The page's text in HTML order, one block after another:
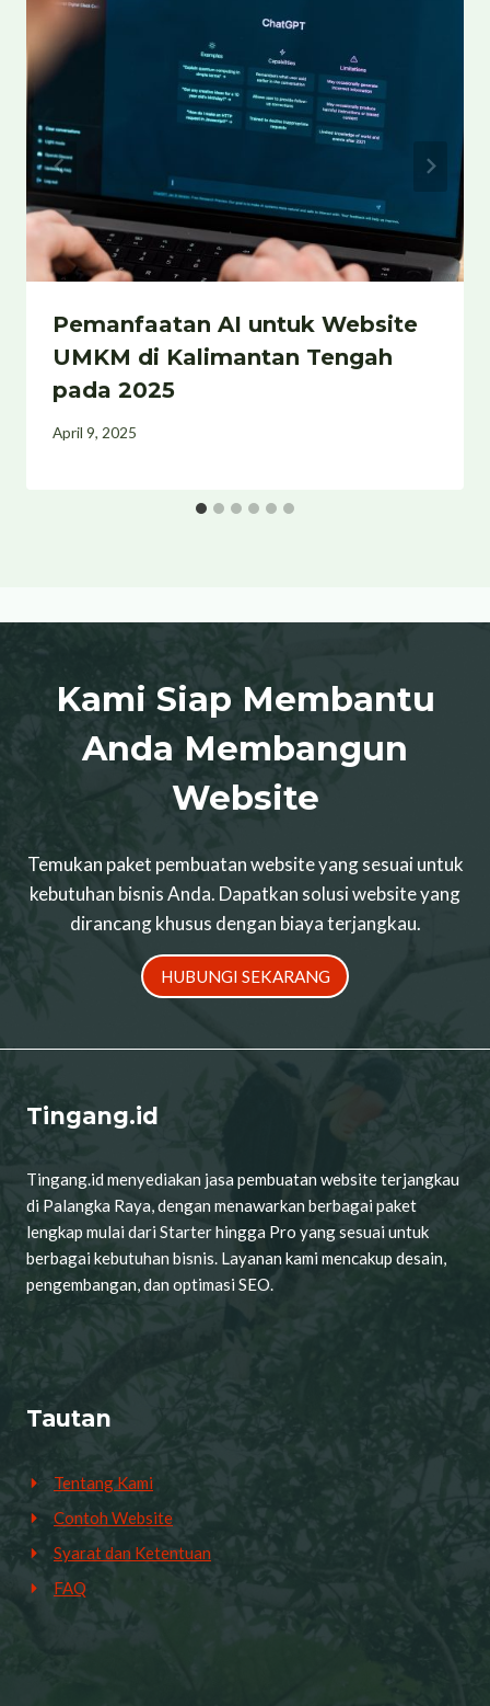
Pemanfaatan AI untuk Website
UMKM di Kalimantan Tengah
pada 2025
April 9, 2025
Kami Siap Membantu
Anda Membangun
Website
Temukan paket pembuatan website yang sesuai untuk
kebutuhan bisnis Anda. Dapatkan solusi website yang
dirancang khusus dengan biaya terjangkau.
HUBUNGI SEKARANG
Tingang.id
Tingang.id menyediakan jasa pembuatan website terjangkau
di Palangka Raya, dengan menawarkan berbagai paket
lengkap mulai dari Starter hingga Pro yang sesuai untuk
berbagai kebutuhan bisnis. Layanan kami mencakup desain,
pengembangan, dan optimasi SEO.
Tautan
Tentang Kami
Contoh Website
Syarat dan Ketentuan
FAQ